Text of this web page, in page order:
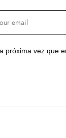
próxima vez que